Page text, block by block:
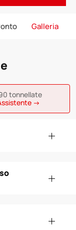
Galleria
tonnellate
→